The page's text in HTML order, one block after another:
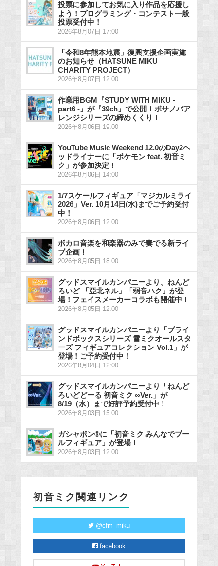
投票に参加してお気に入り作品を応援し
よう！プログラミング・コンテスト一般
投票受付中！
2026年8月07日 17:00
「令和8年熊本地震」復興支援企画実施
のお知らせ（HATSUNE MIKU
CHARITY PROJECT）
2026年8月07日 12:00
作業用BGM『STUDY WITH MIKU -
part6 -』が『39ch』で公開！ボサノバア
レンジシリーズの締めくくり！
2026年8月06日 19:00
YouTube Music Weekend 12.0のDay2ヘ
ッドライナーに「ポケモン feat. 初音ミ
ク」が参加決定！
2026年8月06日 14:00
1/7スケールフィギュア「マジカルミライ
2026」Ver. 10月14日(水)までご予約受付
中！
2026年8月06日 12:00
ボカロ音楽を和楽器のみで奏でる新ライ
ブ企画！
2026年8月05日 18:00
グッドスマイルカンパニーより、ねんど
ろいど 「亞北ネル」「弱音ハク」が登
場！フェイスメーカーコラボも開催中！
2026年8月05日 12:00
グッドスマイルカンパニーより「ブライ
ンドボックスシリーズ 雪ミクオールスタ
ーズ フィギュアコレクション Vol.1」が
登場！ご予約受付中！
2026年8月04日 12:00
グッドスマイルカンパニーより「ねんど
ろいどどーる 初音ミク ∞Ver.」が
8/19（水）まで好評予約受付中！
2026年8月03日 15:00
ガシャポン®に「初音ミク みんなでプー
ルフィギュア」が登場！
2026年8月03日 12:00
初音ミク関連リンク
@cfm_miku
facebook